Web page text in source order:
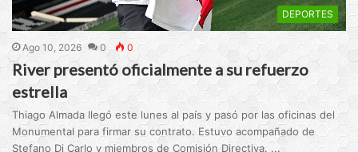
DEPORTES
Ago 10, 2026 0 0
River presentó oficialmente a su refuerzo
estrella
Thiago Almada llegó este lunes al país y pasó por las oficinas del
Monumental para firmar su contrato. Estuvo acompañado de
Stefano Di Carlo y miembros de Comisión Directiva. ...